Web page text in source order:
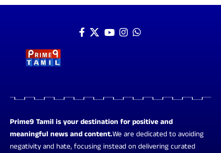
Prime9 Tamil is your destination for positive and
meaningful news and content.We are dedicated to avoiding
negativity and hate, focusing instead on delivering curated